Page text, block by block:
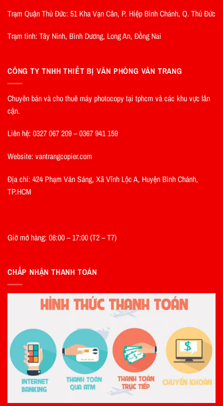
Trạm Quận Thủ Đức: 51 Kha Vạn Cân, P. Hiệp Bình Chánh, Q. Thủ Đức
Trạm tỉnh: Tây Ninh, Bình Dương, Long An, Đồng Nai
CÔNG TY TNHH THIẾT BỊ VĂN PHÒNG VÂN TRANG
Chuyên bán và cho thuê máy photocopy tại tphcm và các khu vực lân
cận.
Liên hệ: 0327 067 209 – 0367 941 159
Website: vantrangcopier.com
Địa chỉ: 424 Phạm Văn Sáng, Xã Vĩnh Lộc A, Huyện Bình Chánh,
TP.HCM
Giờ mở hàng: 08:00 – 17:00 (T2 – T7)
CHẤP NHẬN THANH TOÁN